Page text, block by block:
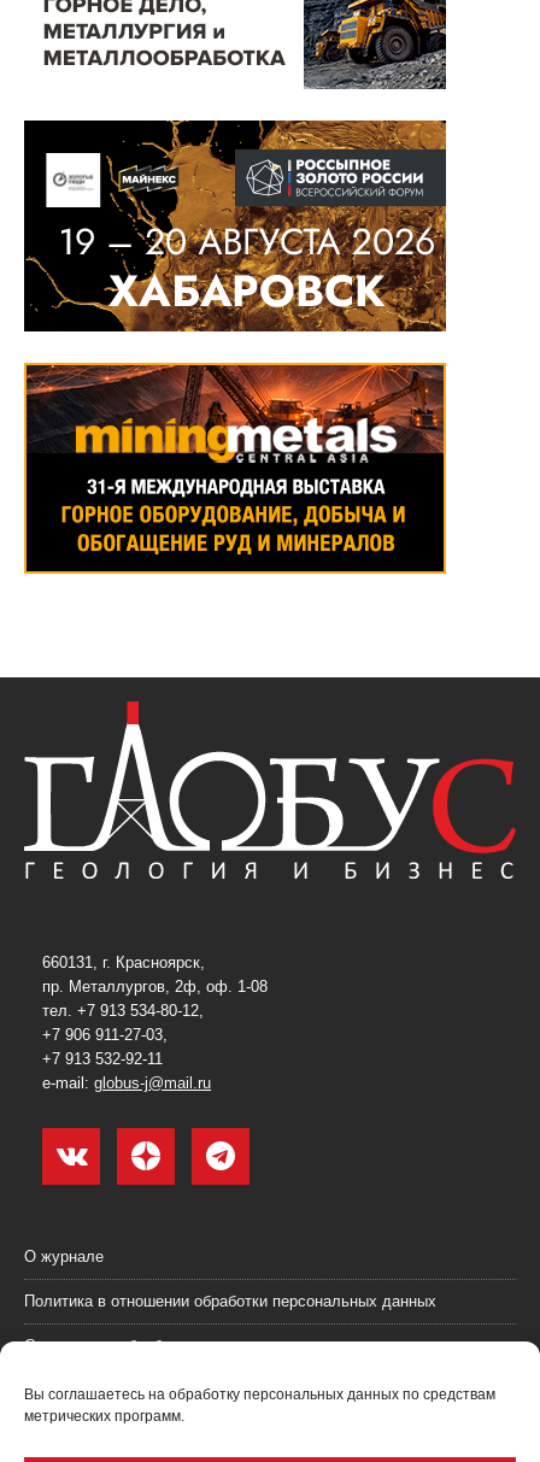
Вы соглашаетесь на обработку персональных данных по средствам
метрических программ.
660131, г. Красноярск,
пр. Металлургов, 2ф, оф. 1-08
тел. +7 913 534-80-12,
+7 906 911-27-03,
+7 913 532-92-11
e-mail: globus-j@mail.ru
О журнале
Политика в отношении обработки персональных данных
Согласие на обработку персональных данных
Пользовательское соглашение (оферта)